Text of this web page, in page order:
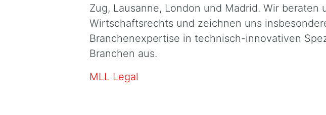
Zug, Lausanne, London und Madrid. Wir
Wirtschaftsrechts und zeichnen uns
Branchenexpertise in technisch-innovativen
Branchen aus.
MLL Legal